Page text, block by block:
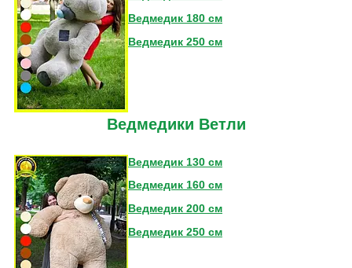
Ведмедик 180 см
Ведмедик 250 см
Ведмедики Ветли
Ведмедик 130 см
Ведмедик 160 см
Ведмедик 200 см
Ведмедик 250 см